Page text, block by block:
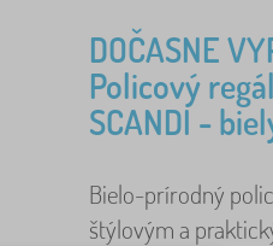
DOČASNE
Policový
SCANDI -
Bielo-prírodný
štýlovým a